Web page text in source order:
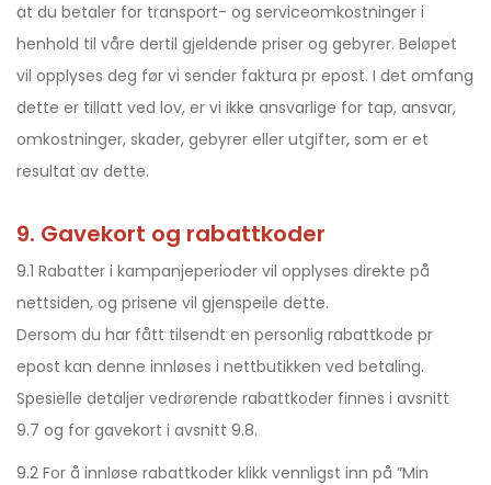
at du betaler for transport- og serviceomkostninger i
henhold til våre dertil gjeldende priser og gebyrer. Beløpet
vil opplyses deg før vi sender faktura pr epost. I det omfang
dette er tillatt ved lov, er vi ikke ansvarlige for tap, ansvar,
omkostninger, skader, gebyrer eller utgifter, som er et
resultat av dette.
9. Gavekort og rabattkoder
9.1 Rabatter i kampanjeperioder vil opplyses direkte på
nettsiden, og prisene vil gjenspeile dette.
Dersom du har fått tilsendt en personlig rabattkode pr
epost kan denne innløses i nettbutikken ved betaling.
Spesielle detaljer vedrørende rabattkoder finnes i avsnitt
9.7 og for gavekort i avsnitt 9.8.
9.2 For å innløse rabattkoder klikk vennligst inn på ”Min